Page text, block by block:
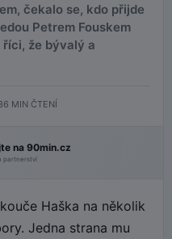
čekalo se, kdo přijde
Petrem Fouskem
říci, že bývalý a
6 MIN ČTENÍ
na 90min.cz
partnerství
Haška na několik
Jedna strana mu